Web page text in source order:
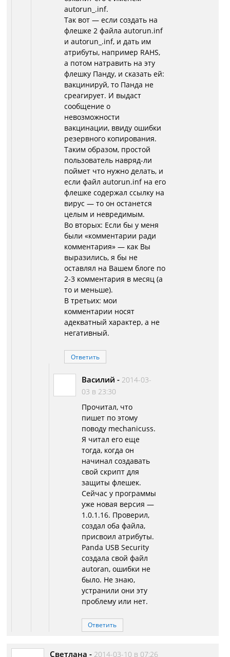
autorun_.inf.
Так вот — если создать на
флешке 2 файла autorun.inf
и autorun_.inf, и дать им
атрибуты, например RAHS,
а потом натравить на эту
флешку Панду, и сказать ей:
вакцинируй, то Панда не
среагирует. И выдаст
сообщение о
невозможности
вакцинации, ввиду ошибки
резервного копирования.
Таким образом, простой
пользователь навряд-ли
поймет что нужно делать, и
если файл autorun.inf на его
флешке содержал ссылку на
вирус — то он останется
целым и невредимым.
Во вторых: Если бы у меня
были «комментарии ради
комментария» — как Вы
выразились, я бы не
оставлял на Вашем блоге по
2-3 комментария в месяц (а
то и меньше).
В третьих: мои
комментарии носят
адекватный характер, а не
негативный.
Ответить
Василий - 2014-03-
03 в 23:30
Прочитал, что
пишет по этому
поводу mechanicuss.
Я читал его еще
тогда, когда он
начинал создавать
свой скрипт для
защиты флешек.
Сейчас у программы
уже новая версия —
1.0.1.16. Проверил,
создал оба файла,
присвоил атрибуты.
Panda USB Security
создала свой файл
autoran, ошибки не
было. Не знаю,
устранили они эту
проблему или нет.
Ответить
Светлана - 2014-03-10 в 07:26